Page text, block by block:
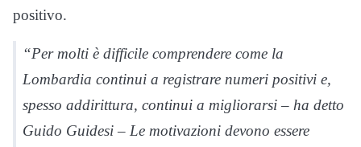
positivo.
“Per molti è difficile comprendere come la
Lombardia continui a registrare numeri positivi e,
spesso addirittura, continui a migliorarsi – ha detto
Guido Guidesi – Le motivazioni devono essere